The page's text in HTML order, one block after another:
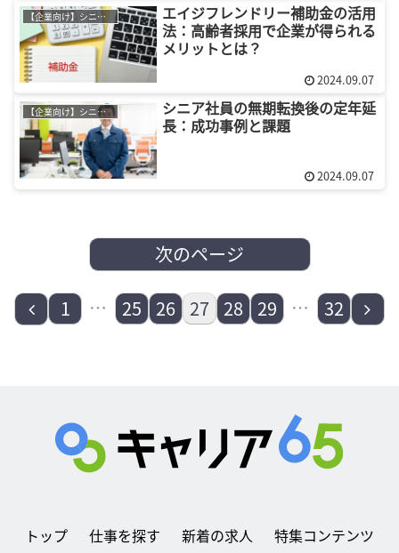
【企業向け】シニア採用
エイジフレンドリー補助金の活用
法：高齢者採用で企業が得られる
メリットとは？
2024.09.07
【企業向け】シニア採用
シニア社員の無期転換後の定年延
長：成功事例と課題
2024.09.07
次のページ
前
1 … 25 26 27 28 29 … 32
次
トップ 仕事を探す 新着の求人 特集コンテンツ